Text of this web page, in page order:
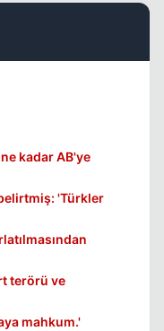
kadar AB'ye
'Türkler
terörü ve
mahkum.'